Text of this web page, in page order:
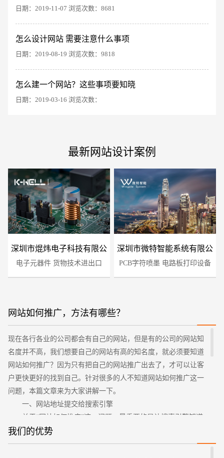
日期：2019-11-07 浏览次数：8681
怎么设计网站 需要注意什么事项
日期：2019-08-19 浏览次数：9818
怎么建一个网站？这些事项要知晓
日期：2019-03-16 浏览次数：
最新网站设计案例
深圳市焜炜电子科技有限公
司
电子元器件 货物技术进出口
深圳市微特智能系统有限公
司
PCB字符喷墨 电路板打印设备
网站如何推广，方法有哪些？
现在各行各业的公司都会有自己的网站，但是有的公司的网站知
名度并不高，我们想要自己的网站有高的知名度，就必须要知道
网站如何推广？因为只有把自己的网站推广出去了，才可以让客
户更快更好的找到自己。针对很多的人不知道网站如何推广这一
问题，本篇文章来为大家讲解一下。
一、网站地址提交给搜索引擎
关于“网站如何推广”这一问题，最重要的是让搜索引擎知道
你的网站。在推广网站的时候，要让百度、谷歌等常用的搜索引
擎知道并且收录你的网站。我们如何主动的把自己的网站地址提
我们的优势
电商及系统平台开发
您的预算 1万-3万 3万-5万 5万-8万
招标项目